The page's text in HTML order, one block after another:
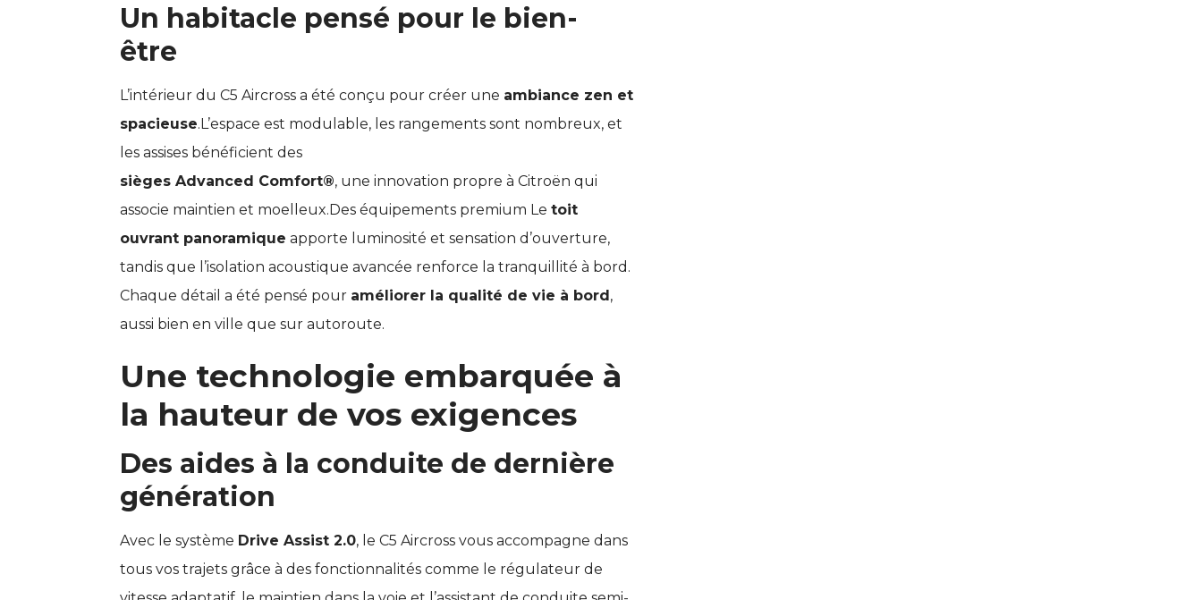
Un habitacle pensé pour le bien-
être
L’intérieur du C5 Aircross a été conçu pour créer une ambiance zen et
spacieuse.L’espace est modulable, les rangements sont nombreux, et
les assises bénéficient des
sièges Advanced Comfort®, une innovation propre à Citroën qui
associe maintien et moelleux.Des équipements premium Letoit
ouvrant panoramique apporte luminosité et sensation d’ouverture,
tandis que l’isolation acoustique avancée renforce la tranquillité à bord.
Chaque détail a été pensé pour améliorer la qualité de vie à bord,
aussi bien en ville que sur autoroute.
Une technologie embarquée à
la hauteur de vos exigences
Des aides à la conduite de dernière
génération
Avec le système Drive Assist 2.0, le C5 Aircross vous accompagne dans
tous vos trajets grâce à des fonctionnalités comme le régulateur de